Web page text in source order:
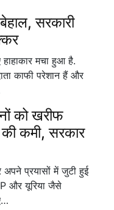
सरकारी
मचा हुआ है.
काफी परेशान हैं और
को खरीफ
कमी, सरकार
प्रयासों में जुटी हुई
और यूरिया जैसे